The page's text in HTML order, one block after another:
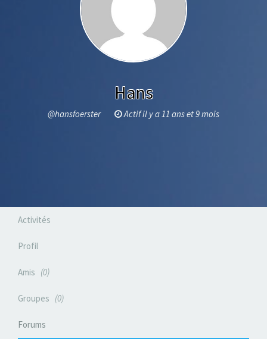
Hans
@hansfoerster Actif il y a 11 ans et 9 mois
Activités
Profil
Amis 0
Groupes 0
Forums